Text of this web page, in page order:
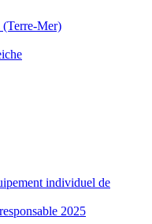
(Terre-Mer)
individuel de
2025